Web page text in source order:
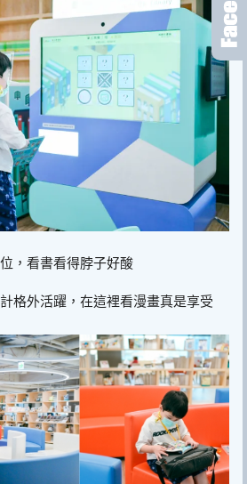
，看書看得脖子好酸
格外活躍，在這裡看漫畫真是享受